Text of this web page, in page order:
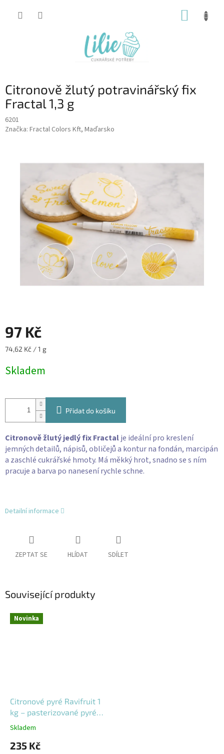
Citronově žlutý potravinářský fix
Fractal 1,3 g
6201
Značka: Fractal Colors Kft, Maďarsko
97 Kč
Měrná
74,62 Kč / 1 g
Skladem
Přidat do košíku
Citronově žlutý jedlý fix Fractalje ideální pro kreslení
jemných detailů, nápisů, obličejů a kontur na fondán, marcipán
a zaschlé cukrářské hmoty. Má měkký hrot, snadno se s ním
pracuje a barva po nanesení rychle schne.
Detailní informace
ZEPTAT SE HLÍDAT SDÍLET
Související produkty
Novinka
Citronové pyré Ravifruit 1
kg – pasterizované pyré
na lemon curd, sorbety
Skladem
235 Kč